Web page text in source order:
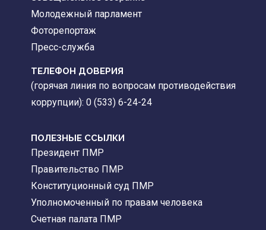
Молодежный парламент
Фоторепортаж
Пресс-служба
ТЕЛЕФОН ДОВЕРИЯ
(горячая линия по вопросам противодействия
коррупции): 0 (533) 6-24-24
ПОЛЕЗНЫЕ ССЫЛКИ
Президент ПМР
Правительство ПМР
Конституционный суд ПМР
Уполномоченный по правам человека
Счетная палата ПМР